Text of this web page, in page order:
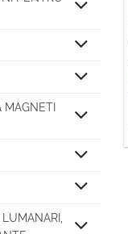
MAGNETI